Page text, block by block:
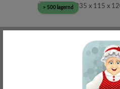
> 500 lagernd